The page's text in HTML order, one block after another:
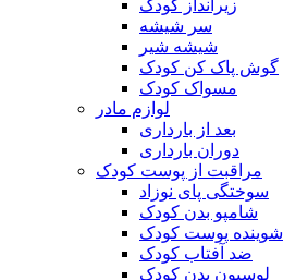
زیرانداز کودک
سر شیشه
شیشه شیر
گوش پاک کن کودک
مسواک کودک
لوازم مادر
بعد از بارداری
دوران بارداری
مراقبت از پوست کودک
سوختگی پای نوزاد
شامپو بدن کودک
شوینده پوست کودک
ضد آفتاب کودک
لوسیون بدن کودک